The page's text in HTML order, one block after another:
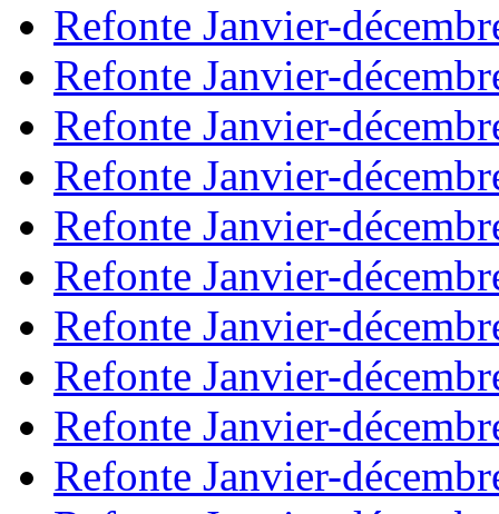
Refonte Janvier-
Refonte Janvier-
Refonte Janvier-
Refonte Janvier-
Refonte Janvier-
Refonte Janvier-
Refonte Janvier-
Refonte Janvier-
Refonte Janvier-
Refonte Janvier-